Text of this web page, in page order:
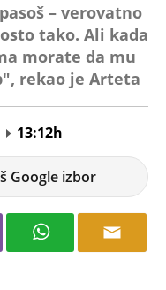
– verovatno
tako. Ali kada
morate da mu
rekao je Arteta
13:12h
Google izbor